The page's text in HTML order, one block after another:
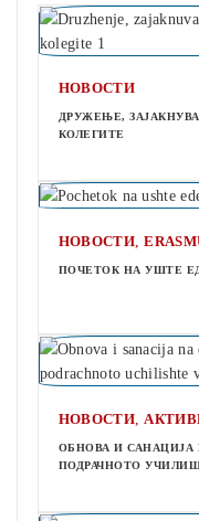
НОВОСТИ
ДРУЖЕЊЕ,
КОЛЕГИТЕ
НОВОСТИ,
ПОЧЕТОК НА УШТЕ
НОВОСТИ,
ОБНОВА И САНАЦИЈА
ПОДРАЧНОТО